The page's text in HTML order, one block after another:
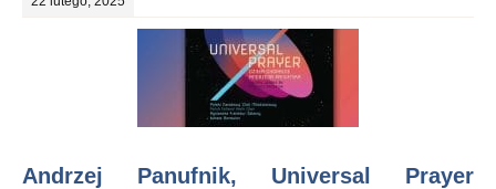
Andrzej Panufnik, Universal Prayer